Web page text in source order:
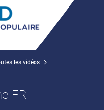
les vidéos
FR